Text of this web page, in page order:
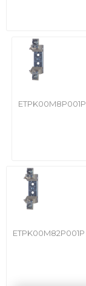
ETPK00M8P001P
ETPK00M82P001P